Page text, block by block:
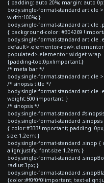
{ padding: auto 20%; margin: auto
body.single-format-standard article
width:100%; }
body.single-format-standard article
{ background-color: #304269
body.single-format-standard article
default>.elementor-
populated>.elementor-widget-wrap
{padding-top:0px!important;}
/* meta bar */
body.single-format-standard article
/* sinopsis title */
body.single-format-standard article
weight:500!important; }
/* sinopsis */
body.single-format-standard
body.single-format-standard .sinopsis
{ color:#333!important; padding:
size:1.2em; }
body.single-format-standard .sinop
align:justify; font-size:1.2em; }
body.single-format-standard
radius:3px; }
body.single-format-standard
{color:#f0f0f0!important; text-